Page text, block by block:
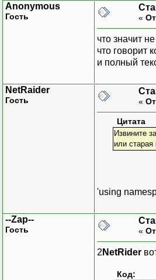
Anonymous
Гость «
что значит
что говорит
и полный
NetRaider
Гость «
Цитата
Извините
или старая
'using
--Zap--
Гость «
2 NetRider
Код: